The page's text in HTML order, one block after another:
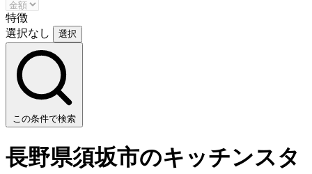
特徴
選択なし
選択
この条件で検索
長野県須坂市のキッチンスタ